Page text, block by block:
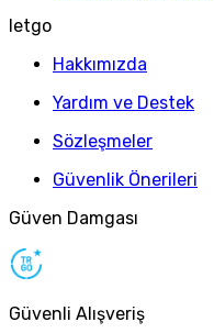
letgo
Hakkımızda
Yardım ve Destek
Sözleşmeler
Güvenlik Önerileri
Güven Damgası
Güvenli Alışveriş